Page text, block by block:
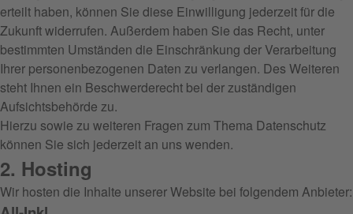
erteilt haben, können Sie diese Einwilligung jederzeit für die
Zukunft widerrufen. Außerdem haben Sie das Recht, unter
bestimmten Umständen die Einschränkung der Verarbeitung
Ihrer personenbezogenen Daten zu verlangen. Des Weiteren
steht Ihnen ein Beschwerderecht bei der zuständigen
Aufsichtsbehörde zu.
Hierzu sowie zu weiteren Fragen zum Thema Datenschutz
können Sie sich jederzeit an uns wenden.
2. Hosting
Wir hosten die Inhalte unserer Website bei folgendem Anbieter: